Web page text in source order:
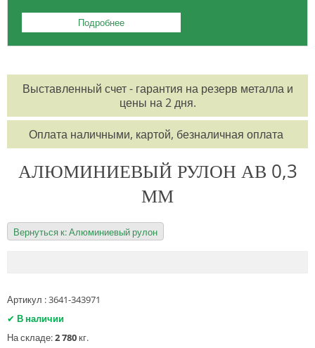
выбранной вами транспортной компании.
8 495 215-17-81,
8 800 555-57-68
или по электронной почте office@orisgroup.ru
БЕСПЛАТНЫЙ ЗАЕЗДна складскую территорию для клиентов "ТПК
Союз-Орис".
Подробнее
Выставленный счет - гарантия на резерв металла и
цены на 2 дня.
Оплата наличными, картой, безналичная оплата
АЛЮМИНИЕВЫЙ РУЛОН АВ 0,3
ММ
Вернуться к: Алюминиевый рулон
Артикул : 3641-343971
✔ В наличии
На складе:2 780кг.